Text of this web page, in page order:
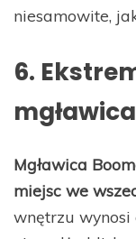
niesamowite,
6.
Mgławica
miejsc we
wnętrzu wynosi